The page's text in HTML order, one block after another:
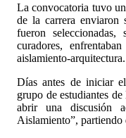
La convocatoria tuvo
de la carrera enviaron
fueron
curadores,
aislamiento-arquitectura.
Días antes de iniciar
grupo de estudiantes
abrir una discusión
Aislamiento”, partiendo